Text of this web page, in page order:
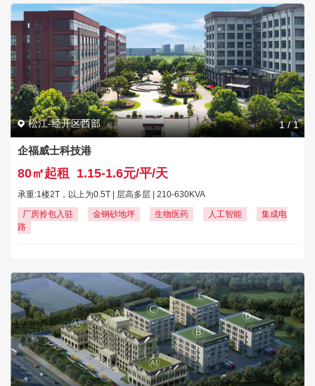
松江-经开区西部 1/1
企福威士科技港
80㎡起租 1.15-1.6元/平/天
承重:1楼2T，以上为0.5T | 层高多层 | 210-630KVA
厂房拎包入驻
金钢砂地坪 生物医药 人工智能
集成电
路